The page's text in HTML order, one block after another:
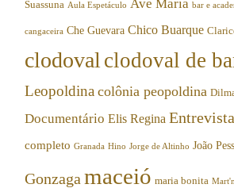
Suassuna Aula Espetáculo Ave Maria bar e
cangaceira Che Guevara Chico Buarque
clodoval clodoval de
Leopoldina colônia peopoldina
Documentário Elis Regina Entrevista
completo Granada Hino Jorge de Altinho João
Gonzaga maceió maria bonita